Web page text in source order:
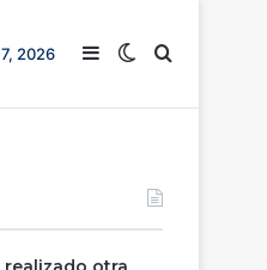
2026 Barra lateral
Switch skin
Buscar